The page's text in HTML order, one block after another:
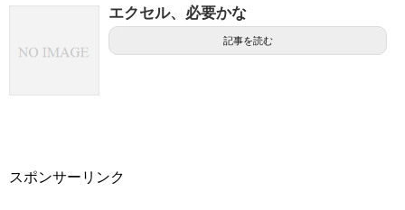
エクセル、必要かな
記事を読む
スポンサーリンク